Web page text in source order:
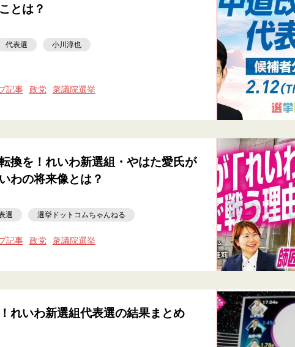
とは？
代表選 小川淳也
記事 政党
衆議院選挙
換を！れいわ新選組・やはた愛氏が
わの将来像とは？
選 選挙ドットコムちゃんねる
記事 政党
衆議院選挙
れいわ新選組代表選の結果まとめ